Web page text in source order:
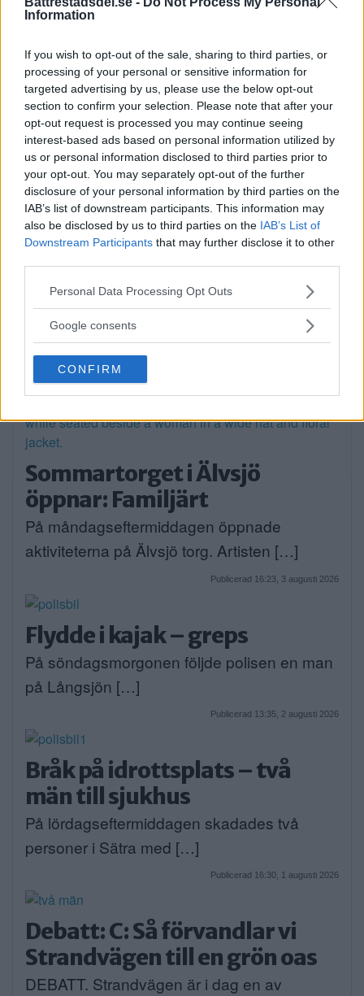
Information
If you wish to opt-out of the sale, sharing to third parties, or
processing of your personal or sensitive information for
targeted advertising by us, please use the below opt-out
section to confirm your selection. Please note that after your
opt-out request is processed you may continue seeing
interest-based ads based on personal information utilized by
us or personal information disclosed to third parties prior to
your opt-out. You may separately opt-out of the further
disclosure of your personal information by third parties on the
IAB’s list of downstream participants. This information may
also be disclosed by us to third parties on the IAB’s List of
Downstream Participants that may further disclose it to other
Please note that this website/app uses one or more Google
not limited to your visit or usage behaviour. You may click to
use your data for below specified purposes in below Google
consent section.
Personal Data Processing Opt Outs
Google consents
CONFIRM
den digitala vardagen i södra
Stockholm
EXTERN PARTNER. Södra Stockholm är en
del av […]
Publicerad 05:03, 4 augusti 2026
Annons:
Sommartorget i Älvsjö
öppnar: Familjärt
På måndagseftermiddagen öppnade
aktiviteterna på Älvsjö torg. Artisten […]
Publicerad 16:23, 3 augusti 2026
Flydde i kajak – greps
På söndagsmorgonen följde polisen en man
på Långsjön […]
Publicerad 13:35, 2 augusti 2026
Bråk på idrottsplats – två
män till sjukhus
På lördagseftermiddagen skadades två
personer i Sätra med […]
Publicerad 16:30, 1 augusti 2026
Debatt: C: Så förvandlar vi
Strandvägen till en grön oas
DEBATT. Strandvägen är i dag en av